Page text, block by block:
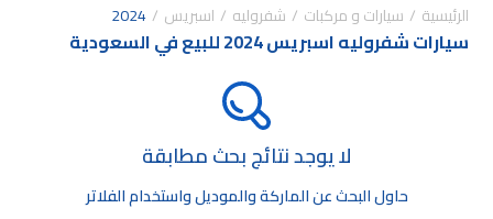
الرئيسية سيارات و مركبات شفروليه اسبريس 2024
سيارات شفروليه اسبريس 2024 للبيع في السعودية
لا يوجد نتائج بحث مطابقة
حاول البحث عن الماركة والموديل واستخدام الفلاتر